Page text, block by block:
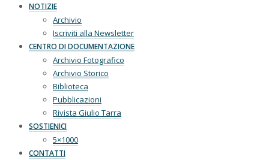
NOTIZIE
Archivio
Iscriviti alla Newsletter
CENTRO DI DOCUMENTAZIONE
Archivio Fotografico
Archivio Storico
Biblioteca
Pubblicazioni
Rivista Giulio Tarra
SOSTIENICI
5×1000
CONTATTI